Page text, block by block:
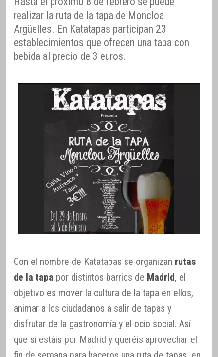
realizar la ruta de la tapa de Moncloa
Argüelles. En Katatapas participan 23
establecimientos que ofrecen una tapa con
bebida al precio de 3 euros.
Con el nombre de Katatapas se organizan rutas
de la tapa por distintos barrios de Madrid, el
objetivo es mover la cultura de la tapa en ellos,
animar a los ciudadanos a salir de tapas y
disfrutar de la gastronomía y el ocio social. Así
que si estáis por Madrid y queréis aprovechar el